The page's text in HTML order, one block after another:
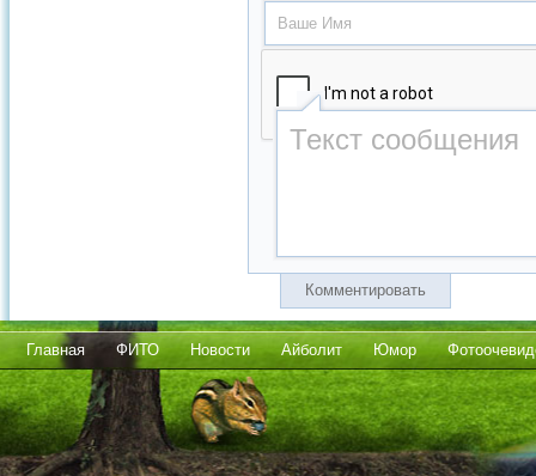
Комментировать
Главная ФИТО Новости Айболит Юмор